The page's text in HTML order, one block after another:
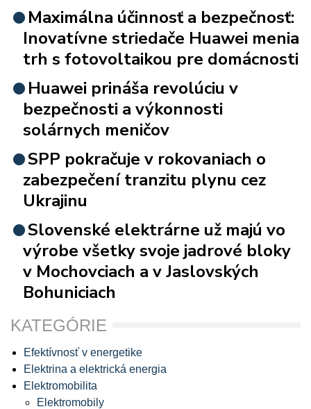
Maximálna účinnosť a bezpečnosť:
Inovatívne striedače Huawei menia
trh s fotovoltaikou pre domácnosti
Huawei prináša revolúciu v
bezpečnosti a výkonnosti
solárnych meničov
SPP pokračuje v rokovaniach o
zabezpečení tranzitu plynu cez
Ukrajinu
Slovenské elektrárne už majú vo
výrobe všetky svoje jadrové bloky
v Mochovciach a v Jaslovských
Bohuniciach
KATEGÓRIE
Efektívnosť v energetike
Elektrina a elektrická energia
Elektromobilita
Elektromobily